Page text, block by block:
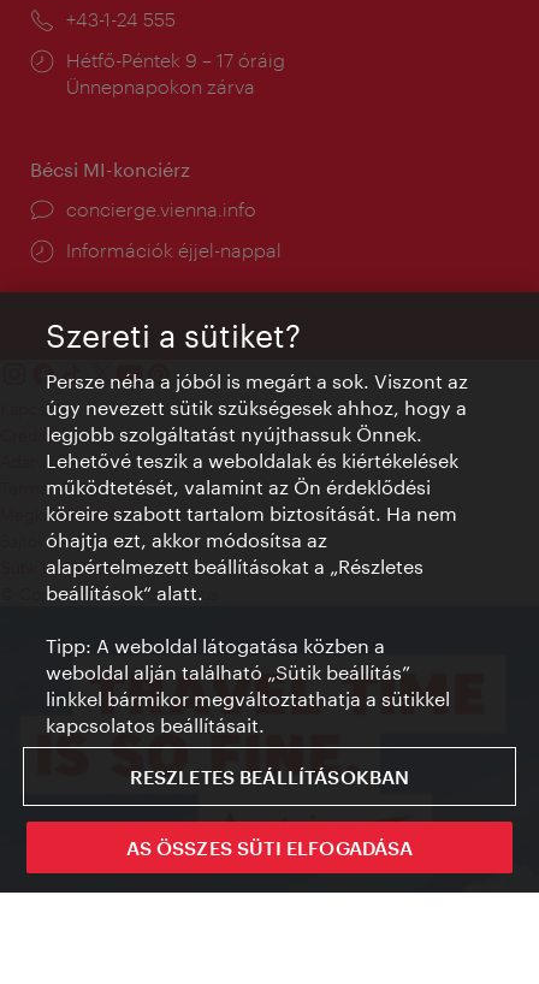
Telefon:
+43-1-24 555
Nyitva
tartás:
Hétfő-Péntek 9 – 17 óráig
Ünnepnapokon zárva
Bécsi MI-konciérz
concierge.vienna.info
Információk éjjel-nappal
Kapcsolat
Credits
Adatvédelmi nyilatkozat
Terms of Use
Megközelíthetőség
Sajtókapcsolat
Sütik beállítása
© Copyright WienTourismus
Szereti a sütiket?
Persze néha a jóból is megárt a sok. Viszont az
úgy nevezett sütik szükségesek ahhoz, hogy a
legjobb szolgáltatást nyújthassuk Önnek.
Lehetővé teszik a weboldalak és kiértékelések
működtetését, valamint az Ön érdeklődési
köreire szabott tartalom biztosítását. Ha nem
óhajtja ezt, akkor módosítsa az
alapértelmezett beállításokat a „Részletes
beállítások“ alatt.
Tipp: A weboldal látogatása közben a
weboldal alján található „Sütik beállítás”
linkkel bármikor megváltoztathatja a sütikkel
kapcsolatos beállításait.
RESZLETES BEÁLLÍTÁSOKBAN
AS ÖSSZES SÜTI ELFOGADÁSA